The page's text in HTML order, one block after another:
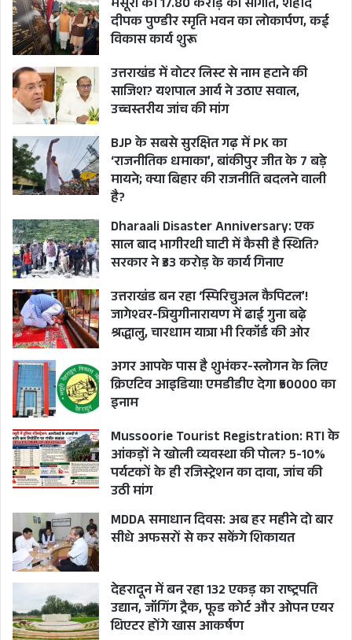
मसूरी को 17.80 करोड़ की सौगात, शहीद
दीपक पुण्डीर स्मृति भवन का लोकार्पण, कई
विकास कार्य शुरू
उत्तराखंड में वोटर लिस्ट से नाम हटाने की
साजिश? यशपाल आर्य ने उठाए सवाल,
उच्चस्तरीय जांच की मांग
BJP के सबसे सुरक्षित गढ़ में PK का
‘राजनीतिक धमाका’, बांकीपुर जीत के 7 बड़े
मायने; क्या बिहार की राजनीति बदलने वाली
है?
Dharaali Disaster Anniversary: एक
साल बाद भागीरथी घाटी में कैसी है स्थिति?
सरकार ने ₹33 करोड़ के कार्य गिनाए
उत्तराखंड बन रहा ‘स्पिरिचुअल कैपिटल’!
जागेश्वर-त्रियुगीनारायण में ढाई गुना बढ़े
श्रद्धालु, चारधाम यात्रा भी रिकॉर्ड की ओर
अगर आपके पास है शुभंकर-स्लोगन के लिए
क्रिएटिव आइडिया! एमडीडीए देगा ₹50000 का
इनाम
Mussoorie Tourist Registration: RTI के
आंकड़ों ने खोली व्यवस्था की पोल? 5-10%
पर्यटकों के ही रजिस्ट्रेशन का दावा, जांच की
उठी मांग
MDDA समाधान दिवस: अब हर महीने दो बार
सीधे अफसरों से कर सकेंगे शिकायत
देहरादून में बन रहा 132 एकड़ का राष्ट्रपति
उद्यान, जॉगिंग ट्रैक, फूड कोर्ट और ओपन एयर
थिएटर होंगे खास आकर्षण